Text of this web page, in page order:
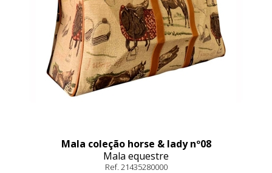
Mala coleção horse & lady nº08
Mala equestre
Ref. 21435280000